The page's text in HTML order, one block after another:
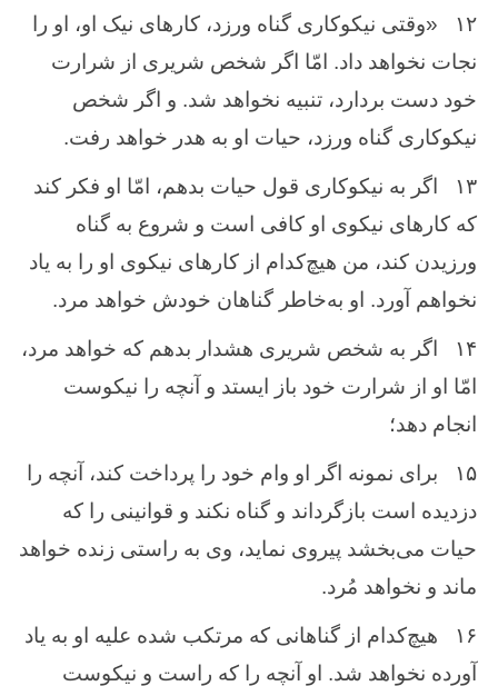
۱۲
«وقتی نیکوکاری گناه ورزد، کارهای نیک او، او را
نجات نخواهد داد. امّا اگر شخص شریری از شرارت
خود دست بردارد، تنبیه نخواهد شد. و اگر شخص
نیکوکاری گناه ورزد، حیات او به هدر خواهد رفت.
۱۳
اگر به نیکوکاری قول حیات بدهم، امّا او فکر کند
که کارهای نیکوی او کافی است و شروع به گناه
ورزیدن کند، من هیچ‌کدام از کارهای نیکوی او را به یاد
نخواهم آورد. او به‌خاطر گناهان خودش خواهد مرد.
۱۴
اگر به شخص شریری هشدار بدهم که خواهد مرد،
امّا او از شرارت خود باز ایستد و آنچه را نیکوست
انجام دهد؛
۱۵
برای نمونه اگر او وام خود را پرداخت کند، آنچه را
دزدیده است بازگرداند و گناه نکند و قوانینی را که
حیات می‌بخشد پیروی نماید، وی به راستی زنده خواهد
ماند و نخواهد مُرد.
۱۶
هیچ‌کدام از گناهانی که مرتکب شده‌ علیه او به یاد
آورده نخواهد شد. او آنچه را که راست و نیکوست